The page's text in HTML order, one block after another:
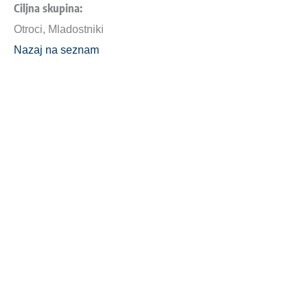
Ciljna skupina:
Otroci, Mladostniki
Nazaj na seznam